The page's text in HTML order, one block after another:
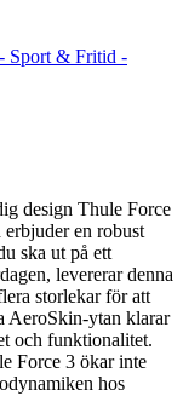
Sport & Fritid -
design Thule Force
en robust
ska ut på ett
levererar denna
storlekar för att
AeroSkin-ytan klarar
och funktionalitet.
Force 3 ökar inte
hos